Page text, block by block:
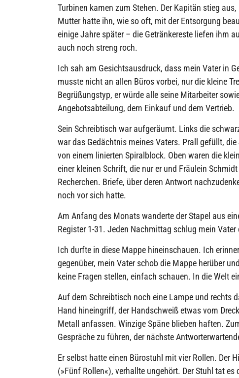
Turbinen kamen zum Stehen. Der Kapitän stieg
Mutter hatte ihn, wie so oft, mit der Entsorgung
einige Jahre später – die Getränkereste liefen ihm
auch noch streng roch.
Ich sah am Gesichtsausdruck, dass mein Vater in
musste nicht an allen Büros vorbei, nur die kleine
Begrüßungstyp, er würde alle seine Mitarbeiter
Angebotsabteilung, dem Einkauf und dem Vertrieb.
Sein Schreibtisch war aufgeräumt. Links die
war das Gedächtnis meines Vaters. Prall gefüllt,
von einem linierten Spiralblock. Oben waren die
einer kleinen Schrift, die nur er und Fräulein
Recherchen. Briefe, über deren Antwort
noch vor sich hatte.
Am Anfang des Monats wanderte der Stapel aus
Register 1-31. Jeden Nachmittag schlug mein
Ich durfte in diese Mappe hineinschauen. Ich
gegenüber, mein Vater schob die Mappe herüber
keine Fragen stellen, einfach schauen. In die Welt
Auf dem Schreibtisch noch eine Lampe und rechts
Hand hineingriff, der Handschweiß etwas vom
Metall anfassen. Winzige Späne blieben haften.
Gespräche zu führen, der nächste
Er selbst hatte einen Bürostuhl mit vier Rollen. Der
(»Fünf Rollen«), verhallte ungehört. Der Stuhl tat